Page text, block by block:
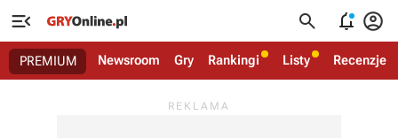
   
PREMIUM Newsroom Gry Rankingi Listy Recenzje